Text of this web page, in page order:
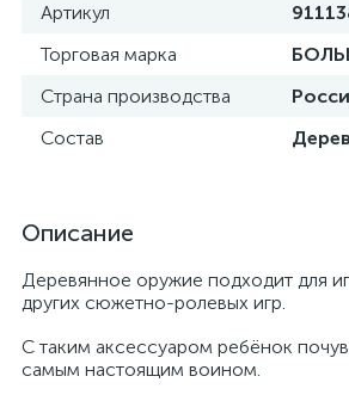
Артикул
Торговая марка
Страна производства
Состав
Описание
Деревянное оружие подходит для
других сюжетно-ролевых игр.
С таким аксессуаром ребёнок
самым настоящим воином.